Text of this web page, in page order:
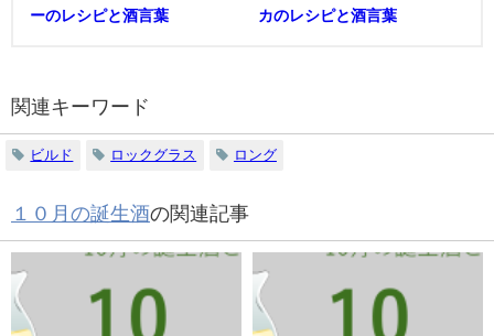
ーのレシピと酒言葉
カのレシピと酒言葉
関連キーワード
ビルド ロックグラス ロング
１０月の誕生酒の関連記事